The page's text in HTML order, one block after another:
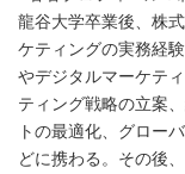
龍谷大学卒業後、株
ケティングの実務経
やデジタルマーケテ
ティング戦略の立案
トの最適化、グロー
どに携わる。その後